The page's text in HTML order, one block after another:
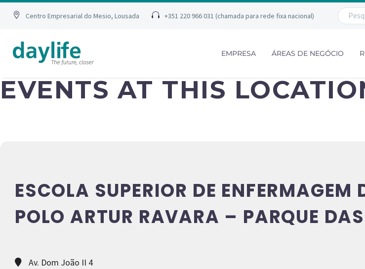
Centro Empresarial do Mesio, Lousada +351 220 966 031 (chamada para rede fixa nacional)
EMPRESA ÁREAS DE NEGÓCIO
EVENTS AT THIS
ESCOLA SUPERIOR DE
POLO ARTUR RAVARA – PARQUE
Av. Dom João II 4